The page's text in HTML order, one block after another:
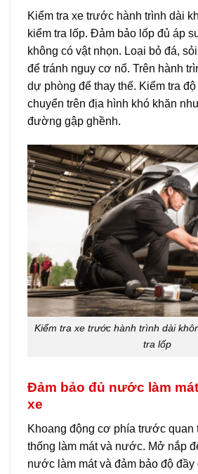
Kiểm tra xe trước hành trình dài
kiểm tra lốp. Đảm bảo lốp đủ áp
không có vật nhọn. Loại bỏ đá,
để tránh nguy cơ nổ. Trên hành
dự phòng để thay thế. Kiểm tra
chuyển trên địa hình khó khăn
đường gập ghềnh.
Kiểm tra xe trước hành trình dài
tra lốp
Đảm bảo đủ nước làm
xe
Khoang động cơ phía trước quan
thống làm mát và nước. Mở nắp
nước làm mát và đảm bảo độ